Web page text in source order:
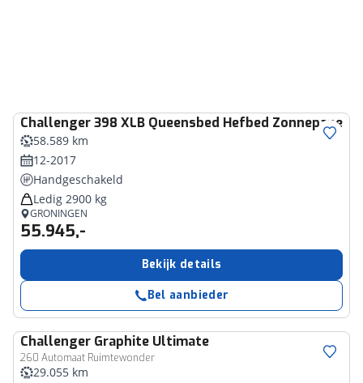
Challenger398 XLB Queensbed Hefbed
58.589 km
12-2017
Handgeschakeld
Ledig 2900 kg
GRONINGEN
55.945,-
Bekijk details
Bel aanbieder
Challenger Graphite Ultimate
260 Automaat Ruimtewonder
29.055 km